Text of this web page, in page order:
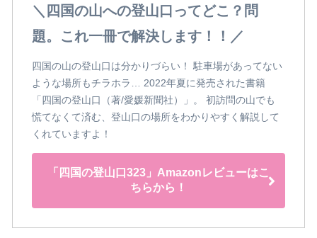
＼四国の山への登山口ってどこ？問
題。これ一冊で解決します！！／
四国の山の登山口は分かりづらい！ 駐車場があってない
ような場所もチラホラ… 2022年夏に発売された書籍
「四国の登山口（著/愛媛新聞社）」。 初訪問の山でも
慌てなくて済む、登山口の場所をわかりやすく解説して
くれていますよ！
「四国の登山口323」Amazonレビューはこ
ちらから！